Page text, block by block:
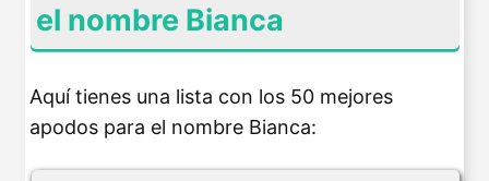
el nombre Bianca
Aquí tienes una lista con los 50 mejores
apodos para el nombre Bianca: